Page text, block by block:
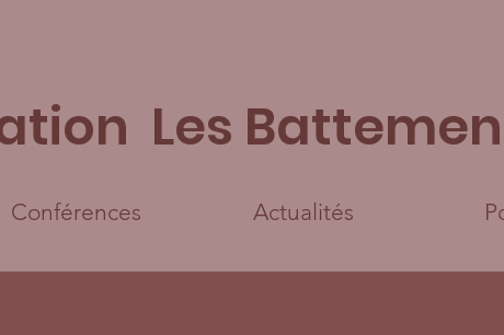
Les
Conférences Actualités